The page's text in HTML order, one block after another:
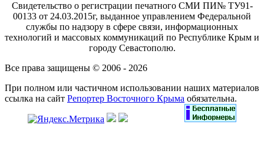
Свидетельство о регистрации печатного СМИ ПИ№ ТУ91-
00133 от 24.03.2015г, выданное управлением Федеральной
службы по надзору в сфере связи, информационных
технологий и массовых коммуникаций по Республике Крым и
городу Севастополю.
Все права защищены © 2006 - 2026
При полном или частичном использовании наших материалов
ссылка на сайт Репортер Восточного Крыма обязательна.